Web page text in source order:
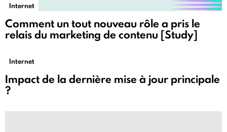
Internet
Comment un tout nouveau rôle a pris le
relais du marketing de contenu [Study]
Internet
Impact de la dernière mise à jour principale
?